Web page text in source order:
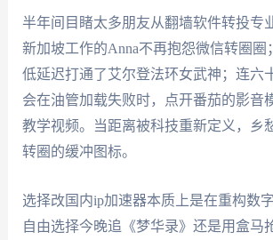
半年间目睹太多朋友从翻墙软件转投专
新加坡工作的Anna不再抱怨微信转圈圈
低延迟打通了艾尔登法环女武神；连六
会在油管加载失败时，点开番茄的影音
教学视频。当距离被科技重新定义，乡
转圈的缓冲图标。
选择改国内ip加速器本质上是在重构
自由选择今晚追《梦华录》还是用盒马